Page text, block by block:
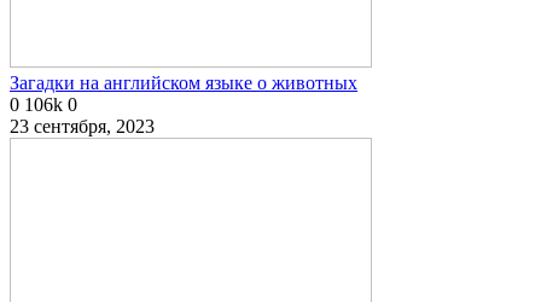
Загадки на английском языке о животных
0 106k 0
23 сентября, 2023